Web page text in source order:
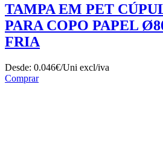
TAMPA EM PET
PARA COPO PAPEL
FRIA
Desde: 0.046€/Uni excl/iva
Comprar